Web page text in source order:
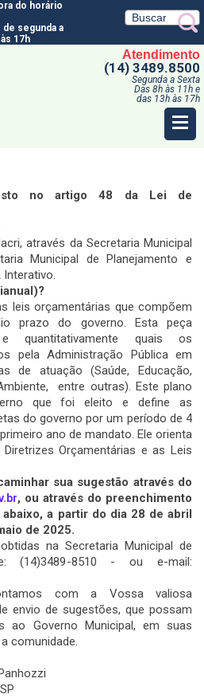
do horário
segunda a
17h
Atendimento
(14) 3489.8500
Segunda a Sexta
Das 8h às 11h e
das 13h às 17h
no artigo 48 da Lei de
através da Secretaria Municipal
Municipal de Planejamento e
Interativo.
leis orçamentárias que compõem
prazo do governo. Esta peça
quantitativamente quais os
pela Administração Pública em
de atuação (Saúde, Educação,
entre outras). Este plano
que foi eleito e define as
do governo por um período de 4
ano de mandato. Ele orienta
Orçamentárias e as Leis
sua sugestão através do
, ou através do preenchimento
a partir do dia 28 de abril
de 2025.
na Secretaria Municipal de
(14)3489-8510 - ou e-mail:
com a Vossa valiosa
envio de sugestões, que possam
ao Governo Municipal, em suas
comunidade.